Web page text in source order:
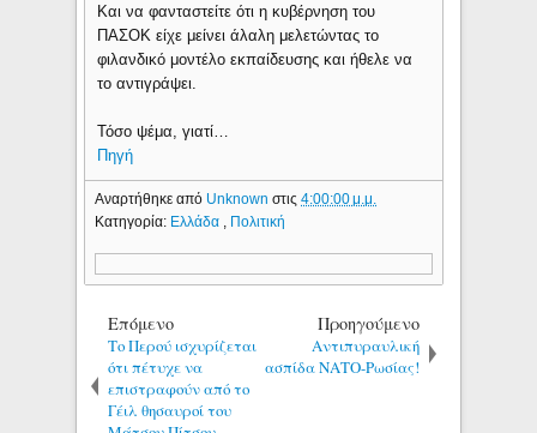
Και να φανταστείτε ότι η κυβέρνηση του
ΠΑΣΟΚ είχε μείνει άλαλη μελετώντας το
φιλανδικό μοντέλο εκπαίδευσης και ήθελε να
το αντιγράψει.
Τόσο ψέμα, γιατί…
Πηγή
Αναρτήθηκε από Unknownστις4:00:00 μ.μ.
Κατηγορία: Ελλάδα Πολιτική
Επόμενο
Το Περού ισχυρίζεται
ότι πέτυχε να
επιστραφούν από το
Γέιλ θησαυροί του
Προηγούμενο
Αντιπυραυλική
ασπίδα ΝΑΤΟ-Ρωσίας!